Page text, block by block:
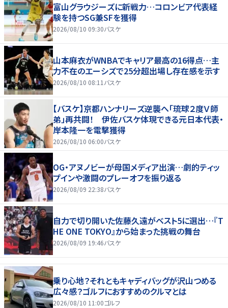
富山グラウジーズに新戦力…コロンビア代表経
験を持つSG兼SFを獲得
2026/08/10 09:30バスケ
山本麻衣がWNBAでキャリア最高の16得点…主
力不在のエーシズで25分超出場し存在感を示す
2026/08/10 08:11 バスケ
【バスケ】京都ハンナリーズ逆襲へ「琉球２度Ｖ師
弟」再共闘！ 伊佐バスケ体現できる元日本代表・
岸本隆一を電撃獲得
2026/08/10 06:00バスケ
OG・アヌノビーが母国メディア出演…劇的ティッ
プインや激闘のプレーオフを振り返る
2026/08/09 22:38バスケ
自力で切り開いた佐藤久遠がベスト5に選出…『T
HE ONE TOKYO』から始まった挑戦の舞台
2026/08/09 19:46バスケ
乗り心地？それともキャディバッグが沢山つめる
広々感？ゴルフにおすすめのクルマとは
2026/08/10 11:00ゴルフ